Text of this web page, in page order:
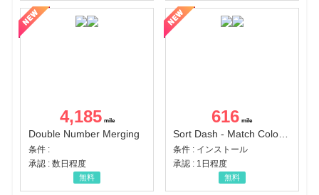
4,185
Double Number Merging
条件 :
承認 : 数日程度
無料
616
条件 : インストール
承認 : 1日程度
無料